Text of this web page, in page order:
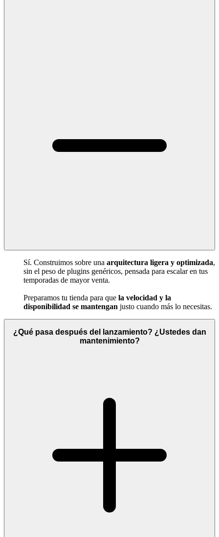
Sí. Construimos sobre una arquitectura ligera y optimizada,
sin el peso de plugins genéricos, pensada para escalar en tus
temporadas de mayor venta.
Preparamos tu tienda para que la velocidad y la
disponibilidad se mantengan justo cuando más lo necesitas.
¿Qué pasa después del lanzamiento? ¿Ustedes dan
mantenimiento?